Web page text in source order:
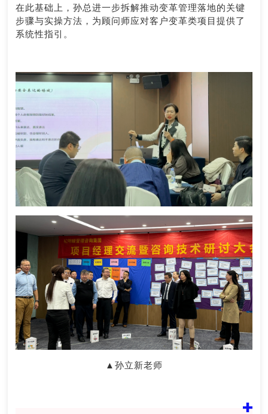
在此基础上，孙总进一步拆解推动变革管理落地的关键
步骤与实操方法，为顾问师应对客户变革类项目提供了
系统性指引。
▲孙立新老师